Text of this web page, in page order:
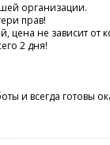
организации.
прав!
не зависит от
2 дня!
и всегда готовы